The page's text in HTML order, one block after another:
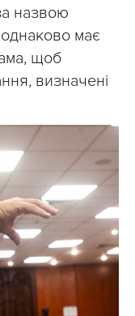
назвою
має
щоб
визначені